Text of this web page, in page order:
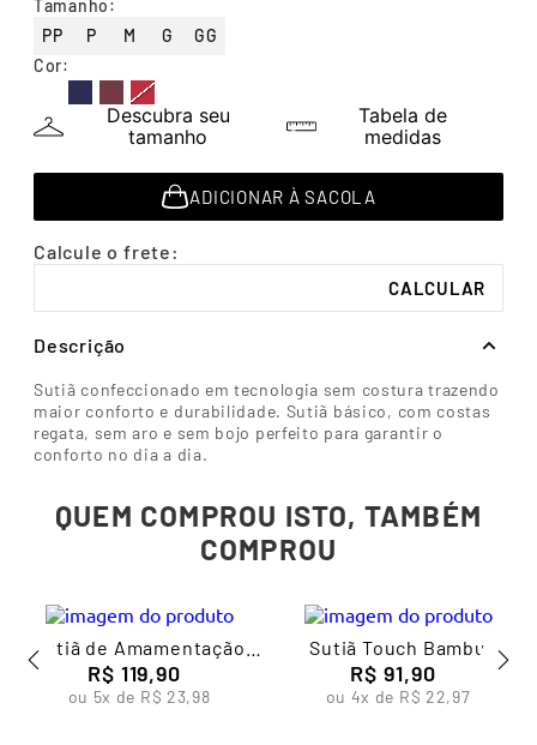
Cor:
Tamanho:
PP
P M G GG
Descubra seu
tamanho
Tabela de
medidas
ADICIONAR À SACOLA
Descrição
Sutiã confeccionado em tecnologia sem costura trazendo
maior conforto e durabilidade. Sutiã básico, com costas
regata, sem aro e sem bojo perfeito para garantir o
conforto no dia a dia.
QUEM COMPROU ISTO, TAMBÉM
COMPROU
Sutiã de Amamentação
Feminino Lupo
R$ 119,90
ou 5x de R$ 23,98
Sutiã Touch Bambu
Feminino Lupo
R$ 91,90
ou 4x de R$ 22,97
10º meia masculina